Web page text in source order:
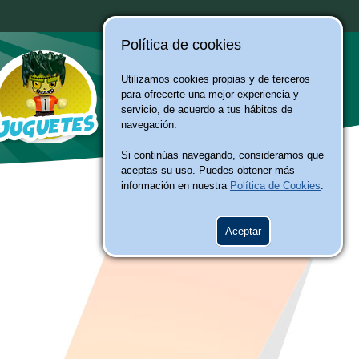
Política de cookies
Utilizamos cookies propias y de terceros
para ofrecerte una mejor experiencia y
servicio, de acuerdo a tus hábitos de
navegación.
Si continúas navegando, consideramos que
aceptas su uso. Puedes obtener más
información en nuestra Política de Cookies.
Aceptar